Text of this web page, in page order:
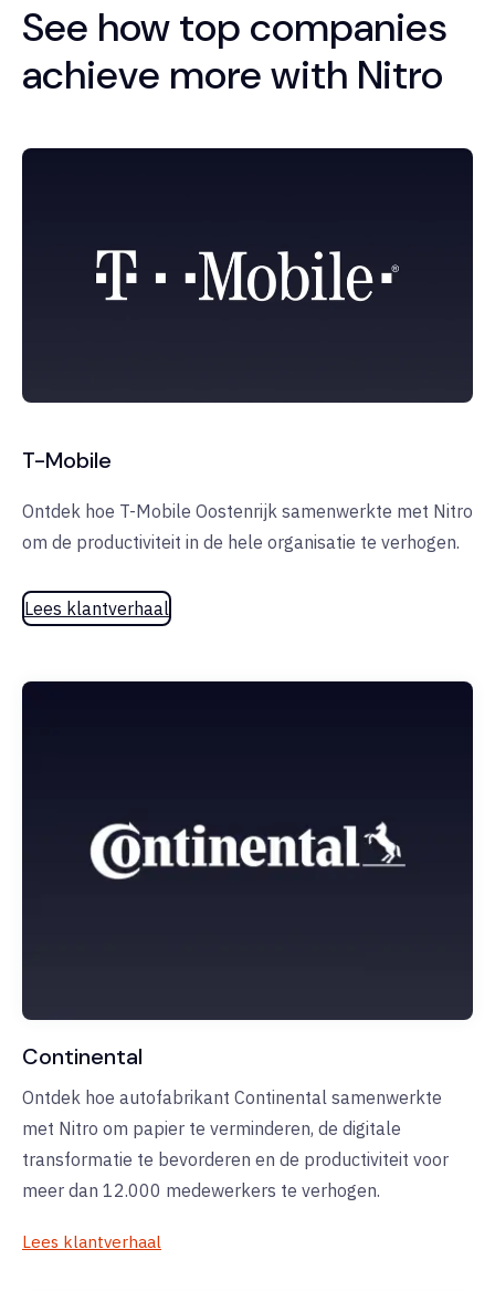
See how top companies
achieve more with Nitro
T-Mobile
Ontdek hoe T-Mobile Oostenrijk samenwerkte met Nitro
om de productiviteit in de hele organisatie te verhogen.
Lees klantverhaal
Continental
Ontdek hoe autofabrikant Continental samenwerkte
met Nitro om papier te verminderen, de digitale
transformatie te bevorderen en de productiviteit voor
meer dan 12.000 medewerkers te verhogen.
Lees klantverhaal